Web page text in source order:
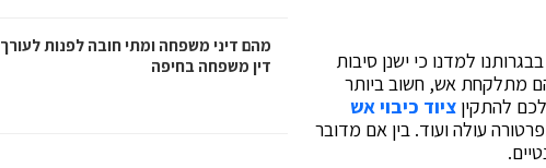
למדנו כי ישנן סיבות
מתלקחת אש, חשוב ביותר
להתקין ציוד כיבוי אש
עולה ועוד. בין אם מדובר
מהם דיני משפחה ומתי חובה לפנות לעורך
דין משפחה בחיפה